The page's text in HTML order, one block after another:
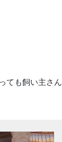
ても飼い主さん